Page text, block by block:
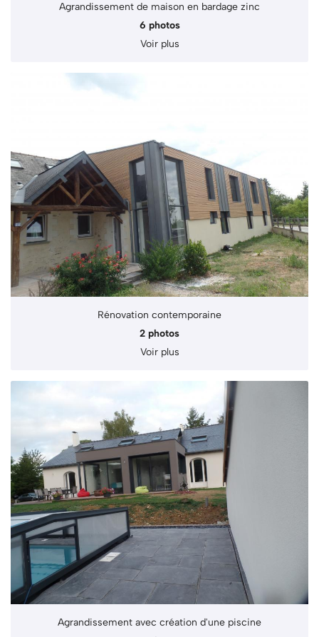
Agrandissement de maison en bardage zinc
6 photos
Voir plus
Rénovation contemporaine
2 photos
Voir plus
Agrandissement avec création d'une piscine